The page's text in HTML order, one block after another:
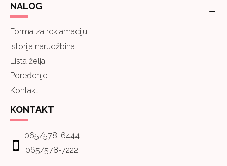
NALOG
Forma za reklamaciju
Istorija narudžbina
Lista želja
Poređenje
Kontakt
KONTAKT
065/578-6444
065/578-7222